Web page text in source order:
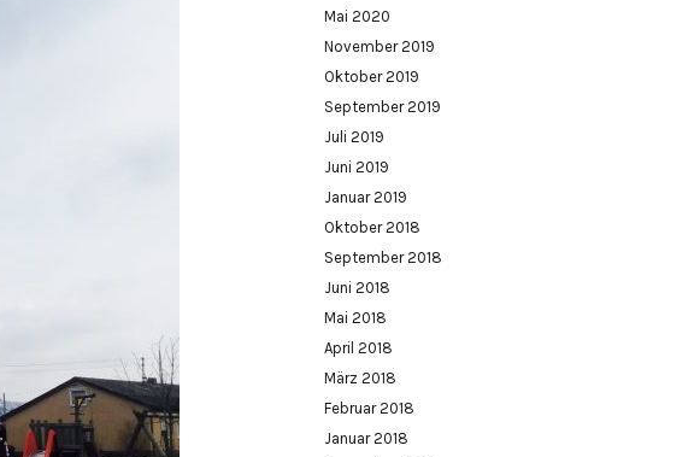
Mai 2020
November 2019
Oktober 2019
September 2019
Juli 2019
Juni 2019
Januar 2019
Oktober 2018
September 2018
Juni 2018
Mai 2018
April 2018
März 2018
Februar 2018
Januar 2018